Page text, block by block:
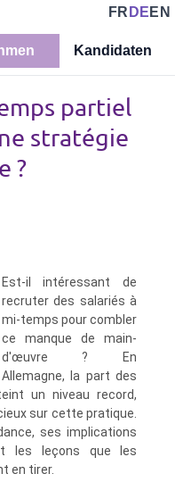
FR DE EN
Kandidaten
partiel
stratégie
?
Est-il intéressant de
recruter des salariés à
mi-temps pour combler
ce manque de main-
d'œuvre ? En
Allemagne, la part des
un niveau record,
sur cette pratique.
ses implications
les leçons que les
en tirer.